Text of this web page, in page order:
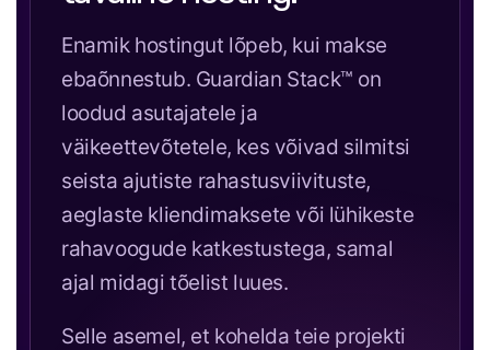
Enamik hostingut lõpeb, kui makse
ebaõnnestub. Guardian Stack™ on
loodud asutajatele ja
väikeettevõtetele, kes võivad silmitsi
seista ajutiste rahastusviivituste,
aeglaste kliendimaksete või lühikeste
rahavoogude katkestustega, samal
ajal midagi tõelist luues.
Selle asemel, et kohelda teie projekti